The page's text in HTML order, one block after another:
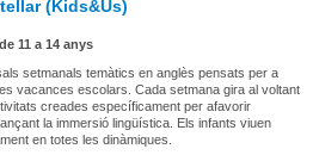
(Kids&Us)
11 a 14 anys
setmanals temàtics en anglès pensats per a
vacances escolars. Cada setmana gira al voltant
creades específicament per afavorir
la immersió lingüística. Els infants viuen
en totes les dinàmiques.